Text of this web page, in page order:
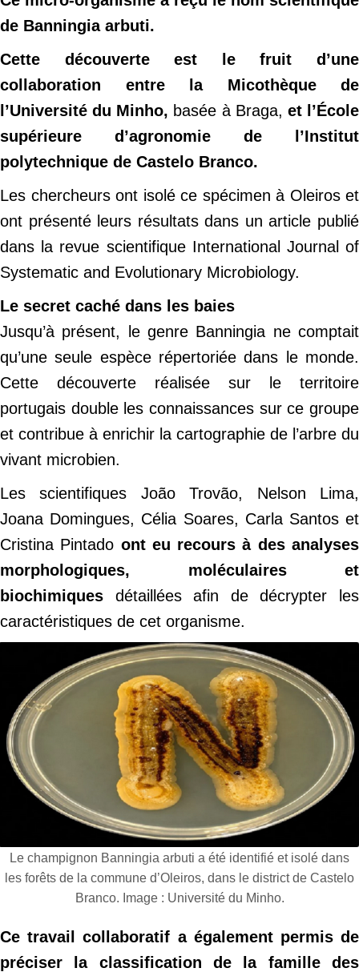
de Banningia arbuti.
Cette découverte est le fruit d’une
collaboration entre la Micothèque de
l’Université du Minho, basée à Braga, et l’École
supérieure d’agronomie de l’Institut
polytechnique de Castelo Branco.
Les chercheurs ont isolé ce spécimen à Oleiros et
ont présenté leurs résultats dans un article publié
dans la revue scientifique International Journal of
Systematic and Evolutionary Microbiology.
Le secret caché dans les baies
Jusqu’à présent, le genre Banningia ne comptait
qu’une seule espèce répertoriée dans le monde.
Cette découverte réalisée sur le territoire
portugais double les connaissances sur ce groupe
et contribue à enrichir la cartographie de l’arbre du
vivant microbien.
Les scientifiques João Trovão, Nelson Lima,
Joana Domingues, Célia Soares, Carla Santos et
Cristina Pintado ont eu recours à des analyses
morphologiques, moléculaires et
biochimiques détaillées afin de décrypter les
caractéristiques de cet organisme.
Le champignon Banningia arbuti a été identifié et isolé dans
les forêts de la commune d’Oleiros, dans le district de Castelo
Branco. Image : Université du Minho.
Ce travail collaboratif a également permis de
préciser la classification de la famille des